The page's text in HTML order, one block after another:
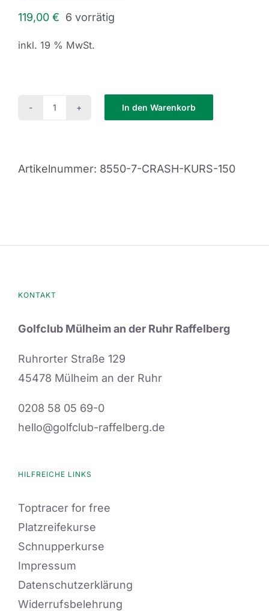
119,00 € 6 vorrätig
inkl. 19 % MwSt.
Menge
In den Warenkorb
Artikelnummer: 8550-7-CRASH-KURS-150
KONTAKT
Golfclub Mülheim an der Ruhr Raffelberg
Ruhrorter Straße 129
45478 Mülheim an der Ruhr
0208 58 05 69-0
hello@golfclub-raffelberg.de
HILFREICHE LINKS
Toptracer for free
Platzreifekurse
Schnupperkurse
Impressum
Datenschutzerklärung
Widerrufsbelehrung